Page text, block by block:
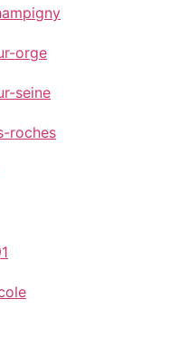
orge
seine
roches